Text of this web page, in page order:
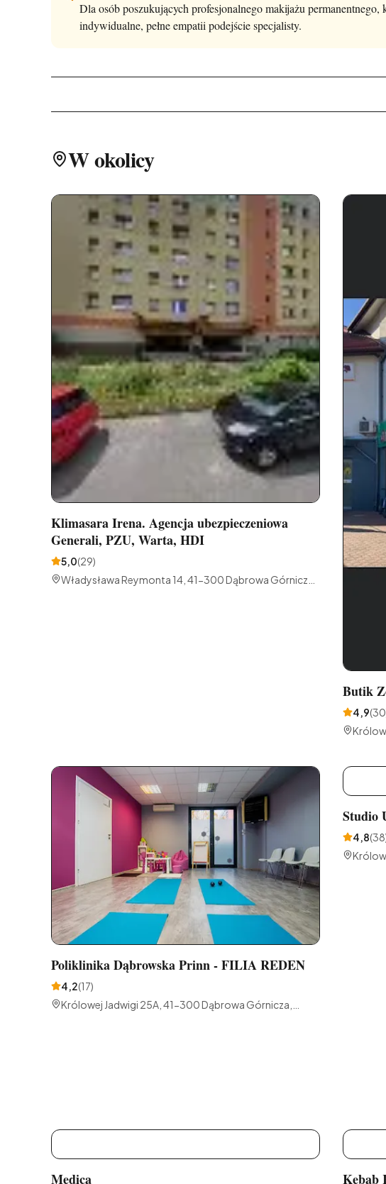
Dla osób poszukujących profesjonalnego makijażu permanentnego,
indywidualne, pełne empatii podejście specjalisty.
W okolicy
Klimasara Irena. Agencja ubezpieczeniowa
Generali, PZU, Warta, HDI
5,0(29)
Władysława Reymonta 14, 41-300 Dąbrowa Górnicza,
Butik
4,9(30
Poliklinika Dąbrowska Prinn - FILIA REDEN
4,2(17)
Królowej Jadwigi 25A, 41-300 Dąbrowa Górnicza,
Studio
4,8(38
Medica Kebab